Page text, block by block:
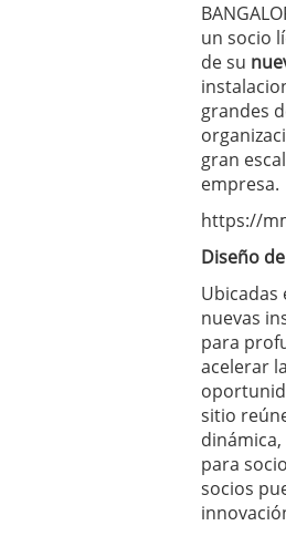
un socio
de su
grandes
gran
empresa.
https://
Diseño
Ubicadas
nuevas
para
acelerar
sitio
para
socios